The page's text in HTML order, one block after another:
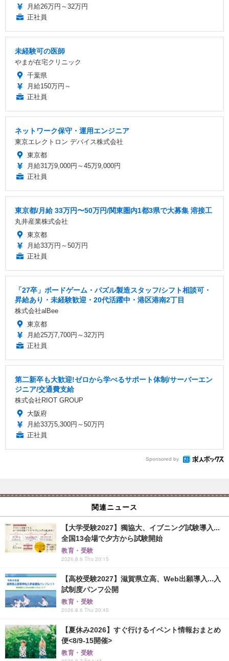
月給26万円～32万円
正社員
未経験可の医師
やまが在宅クリニック
千葉県
月給150万円～
正社員
ネットワーク保守・運用エンジニア
東京エレクトロン デバイス株式会社
東京都
月給31万9,000円～45万9,000円
正社員
東京都/月給 33万円〜50万円/関東圏内1都3県で大募集 溶接工
丸井産業株式会社
東京都
月給33万円～50万円
正社員
「27卒」ボードゲーム・パズル製造スタッフ/シフト相談可・
昇給あり・未経験歓迎・20代活躍中・港区港南2丁目
株式会社alBee
東京都
月給25万7,700円～32万円
正社員
第二新卒も大歓迎!ゼロから学べるサポート体制/サーバーエン
ジニア/交通費支給
株式会社RIOT GROUP
大阪府
月給33万5,300円～50万円
正社員
Sponsored by
関連ニュース
【大学受験2027】獨協大、イブニング試験導入...
全国13会場で夕方から試験開始
教育・受験
2026.8.6 Thu 20:15
【高校受験2027】滋賀県立高、Web出願導入...入
試制度パンフ公開
教育・受験
2026.8.6 Thu 20:45
【夏休み2026】すぐ行けるイベント情報おまとめ
便<8/9-15開催>
教育・受験